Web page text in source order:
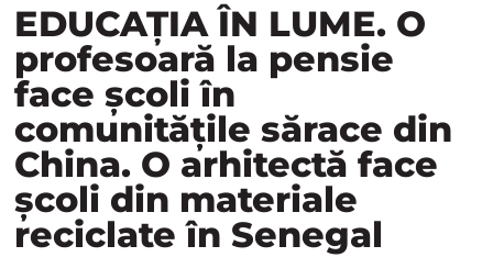
EDUCAȚIA ÎN LUME. O
profesoară la pensie
face școli în
comunitățile sărace din
China. O arhitectă face
școli din materiale
reciclate în Senegal